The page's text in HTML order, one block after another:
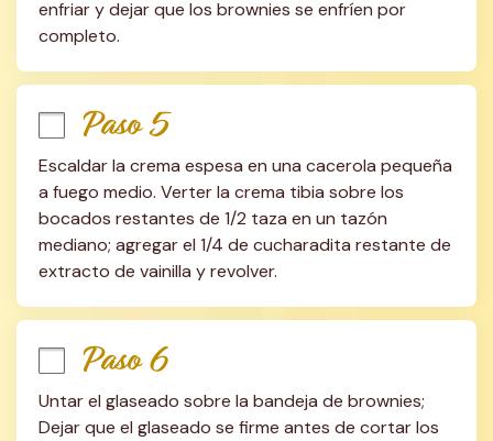
enfriar y dejar que los brownies se enfríen por
completo.
Paso 5
Escaldar la crema espesa en una cacerola pequeña
a fuego medio. Verter la crema tibia sobre los
bocados restantes de 1/2 taza en un tazón
mediano; agregar el 1/4 de cucharadita restante de
extracto de vainilla y revolver.
Paso 6
Untar el glaseado sobre la bandeja de brownies;
Dejar que el glaseado se firme antes de cortar los